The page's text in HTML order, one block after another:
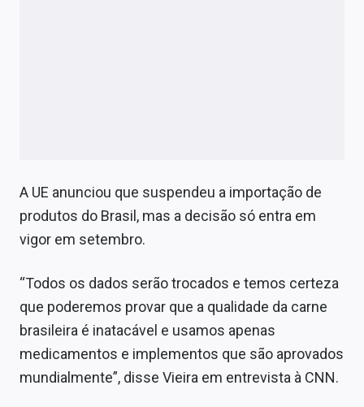
Expediente
Contato
A UE anunciou que suspendeu a importação de
produtos do Brasil, mas a decisão só entra em
vigor em setembro.
“Todos os dados serão trocados e temos certeza
que poderemos provar que a qualidade da carne
brasileira é inatacável e usamos apenas
medicamentos e implementos que são aprovados
mundialmente”, disse Vieira em entrevista à CNN.